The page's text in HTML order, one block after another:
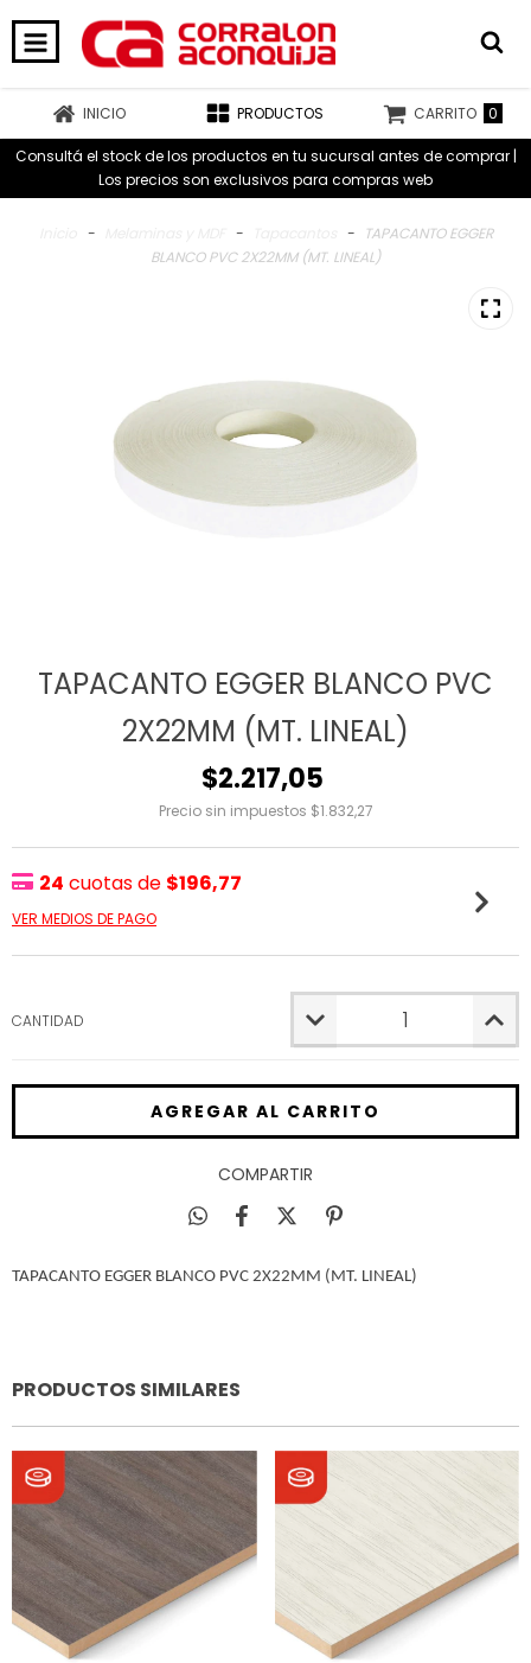
INICIO PRODUCTOS CARRITO 0
Consultá el stock de los productos en tu sucursal antes de comprar |
Los precios son exclusivos para compras web
- - -
TAPACANTO EGGER
BLANCO PVC 2X22MM (MT. LINEAL)
TAPACANTO EGGER BLANCO PVC
2X22MM (MT. LINEAL)
$2.217,05
Precio sin impuestos $1.832,27
24 cuotas de $196,77
VER MEDIOS DE PAGO
CANTIDAD
COMPARTIR
TAPACANTO EGGER BLANCO PVC 2X22MM (MT. LINEAL)
PRODUCTOS SIMILARES